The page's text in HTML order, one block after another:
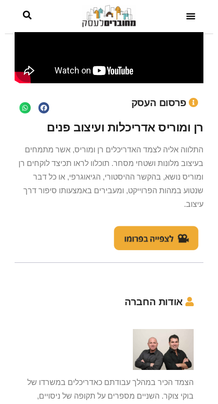
פרסום העסק
רן ומוריס אדריכלות ועיצוב פנים
התלווה אליה לצמד האדריכלים רן ומוריס, אשר מתמחים
בעיצוב מלונות ושטחי מסחר. תוכלוו לראו תכיצד לוקחים רן
ומוריס נושא, בהקשר ההיסטורי, הגיאוגרפי, או כל דבר
שנטוע במהות הפרוייקט, ומעבירים באמצעותו סיפור דרך
עיצוב.
אודות החברה
הצמד הכיר במהלך עבודתם כאדריכלים במשרדו של
בוקי צוקר. השניים מספרים על תקופה של ניסויים,